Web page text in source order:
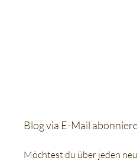
Blog via E-Mail
Möchtest du über jeden